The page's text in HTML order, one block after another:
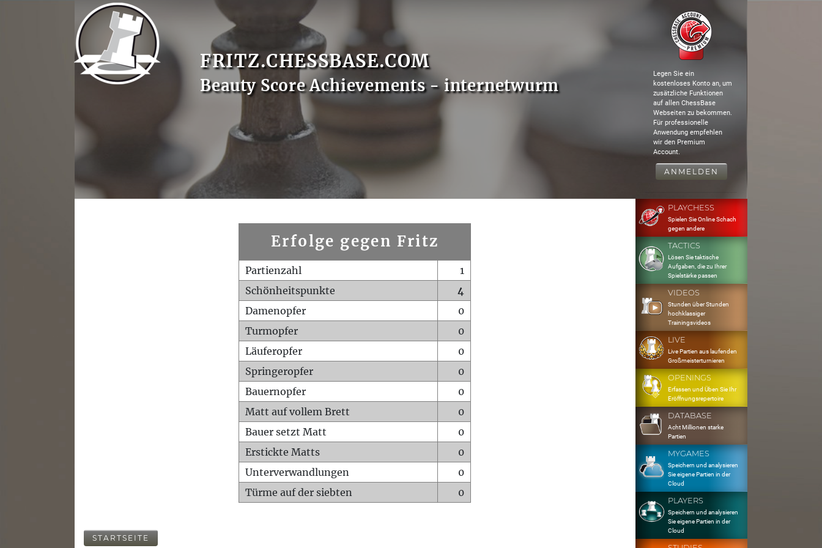
FRITZ.CHESSBASE.COM
Beauty Score Achievements - internetwurm
Legen Sie ein
kostenloses Konto an, um
zusätzliche Funktionen
auf allen ChessBase
Webseiten zu bekommen.
Für professionelle
Anwendung empfehlen
wir den Premium
Account.
ANMELDEN
Erfolge gegen Fritz
Partienzahl
1
Schönheitspunkte
4
Damenopfer
0
Turmopfer
0
Läuferopfer
0
Springeropfer
0
Bauernopfer
0
Matt auf vollem Brett
0
Bauer setzt Matt
0
Erstickte Matts
0
Unterverwandlungen
0
Türme auf der siebten
0
STARTSEITE
PLAYCHESS
Spielen Sie Online Schach
gegen andere
TACTICS
Lösen Sie taktische
Aufgaben, die zu Ihrer
Spielstärke passen
VIDEOS
Stunden über Stunden
hochklassiger
Trainingsvideos
LIVE
Live Partien aus laufenden
Großmeisterturnieren
OPENINGS
Erfassen und Üben Sie Ihr
Eröffnungsrepertoire
DATABASE
Acht Millionen starke
Partien
MYGAMES
Speichern und analysieren
Sie eigene Partien in der
Cloud
PLAYERS
Speichern und analysieren
Sie eigene Partien in der
Cloud